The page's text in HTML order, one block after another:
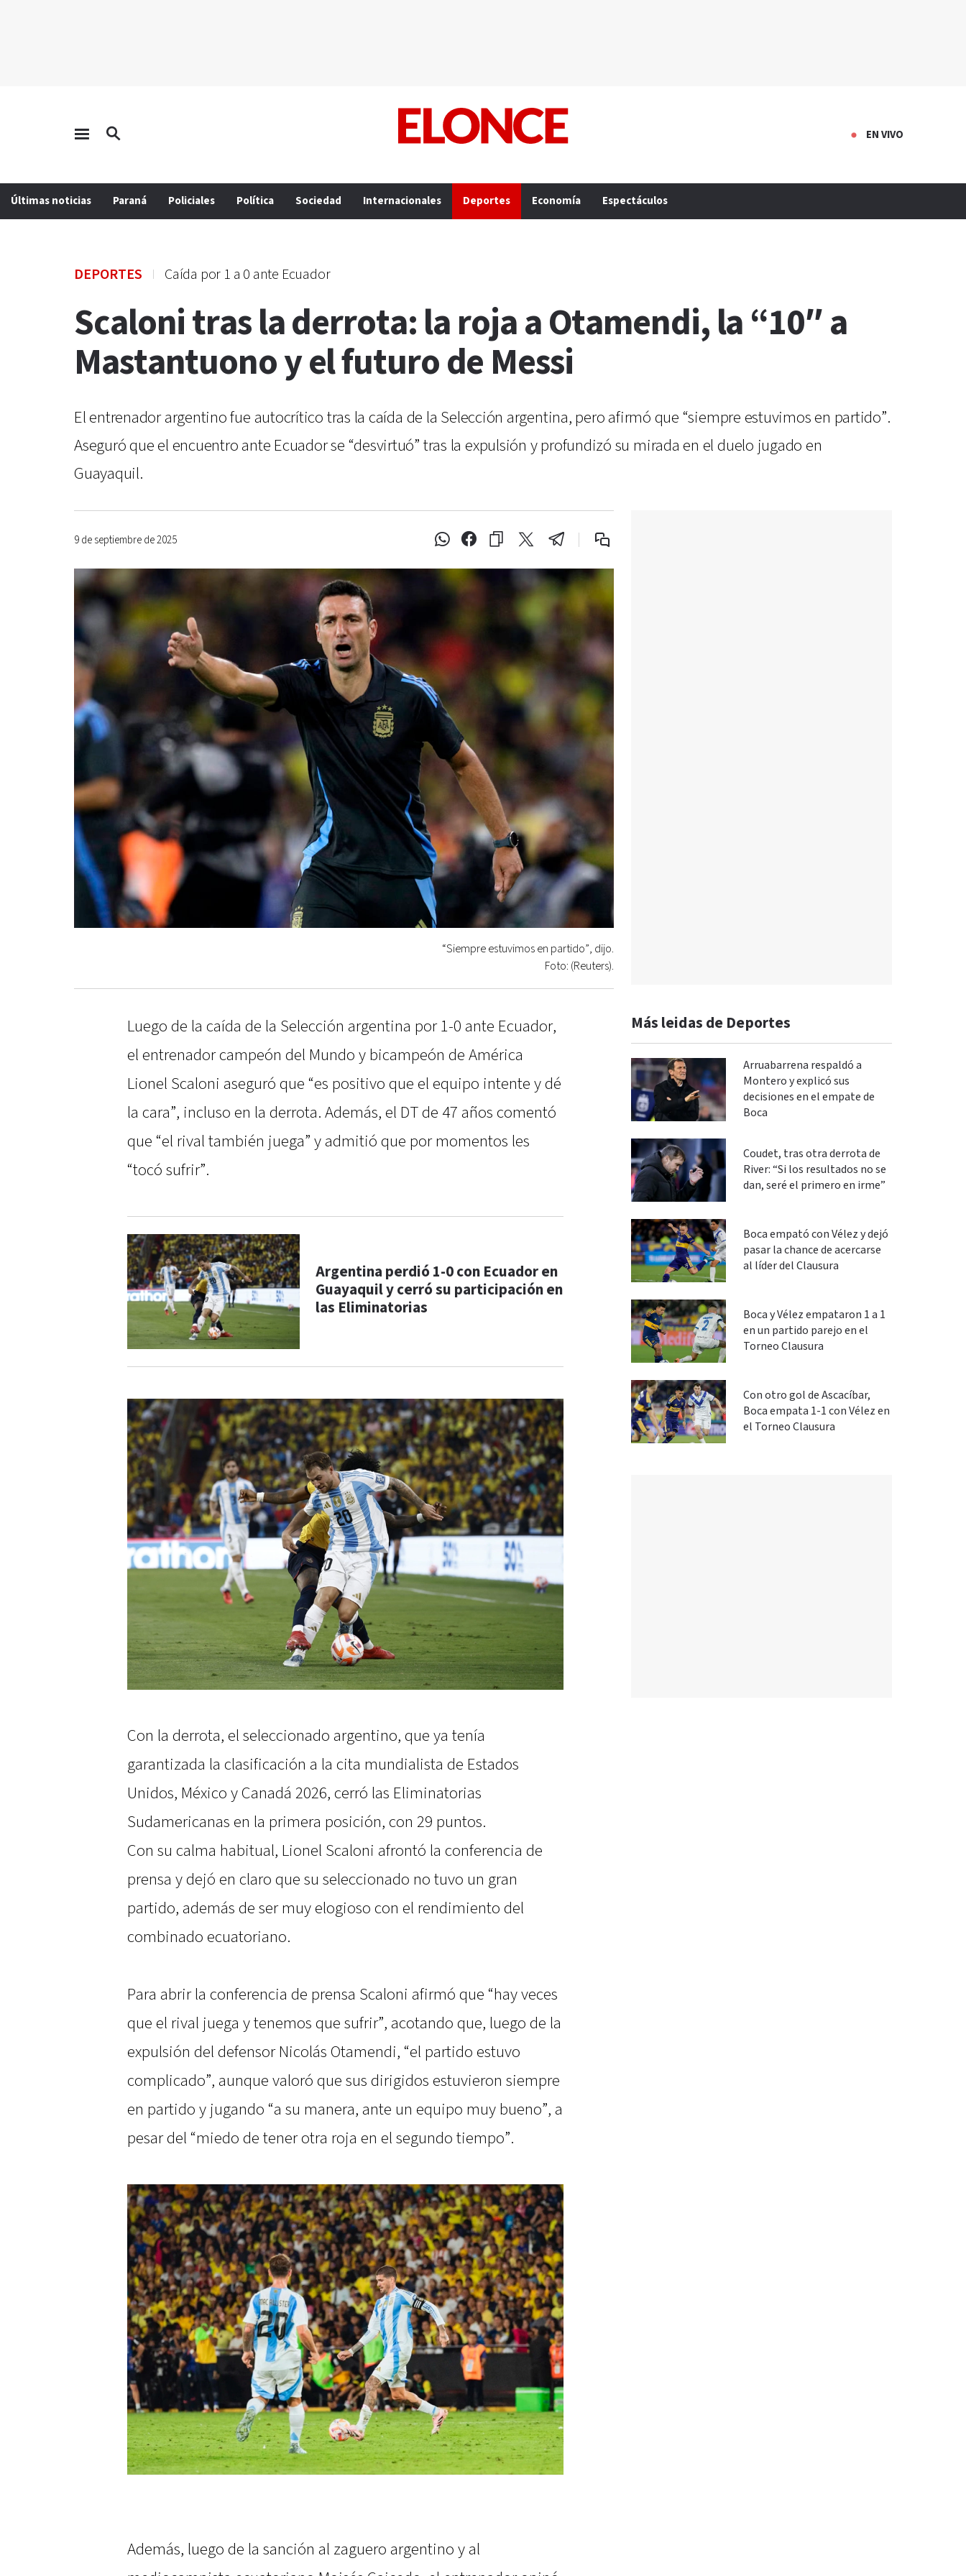
EN VIVO
Últimas noticias Paraná Policiales Política Sociedad Internacionales Deportes Economía Espectáculos
DEPORTES Caída por 1 a 0 ante Ecuador
Scaloni tras la derrota: la roja a Otamendi, la “10″ a
Mastantuono y el futuro de Messi
El entrenador argentino fue autocrítico tras la caída de la Selección argentina, pero afirmó que “siempre estuvimos en partido”.
Aseguró que el encuentro ante Ecuador se “desvirtuó” tras la expulsión y profundizó su mirada en el duelo jugado en
Guayaquil.
9 de septiembre de 2025
“Siempre estuvimos en partido”, dijo.
Foto: (Reuters).
Luego de la caída de la Selección argentina por 1-0 ante Ecuador,
el entrenador campeón del Mundo y bicampeón de América
Lionel Scaloni aseguró que “es positivo que el equipo intente y dé
la cara”, incluso en la derrota. Además, el DT de 47 años comentó
que “el rival también juega” y admitió que por momentos les
“tocó sufrir”.
Argentina perdió 1-0 con Ecuador en
Guayaquil y cerró su participación en
las Eliminatorias
Con la derrota, el seleccionado argentino, que ya tenía
garantizada la clasificación a la cita mundialista de Estados
Unidos, México y Canadá 2026, cerró las Eliminatorias
Sudamericanas en la primera posición, con 29 puntos.
Con su calma habitual, Lionel Scaloni afrontó la conferencia de
prensa y dejó en claro que su seleccionado no tuvo un gran
partido, además de ser muy elogioso con el rendimiento del
combinado ecuatoriano.
Para abrir la conferencia de prensa Scaloni afirmó que “hay veces
que el rival juega y tenemos que sufrir”, acotando que, luego de la
expulsión del defensor Nicolás Otamendi, “el partido estuvo
complicado”, aunque valoró que sus dirigidos estuvieron siempre
en partido y jugando “a su manera, ante un equipo muy bueno”, a
pesar del “miedo de tener otra roja en el segundo tiempo”.
Además, luego de la sanción al zaguero argentino y al
Más leidas de Deportes
Arruabarrena respaldó a
Montero y explicó sus
decisiones en el empate de
Boca
Coudet, tras otra derrota de
River: “Si los resultados no se
dan, seré el primero en irme”
Boca empató con Vélez y dejó
pasar la chance de acercarse
al líder del Clausura
Boca y Vélez empataron 1 a 1
en un partido parejo en el
Torneo Clausura
Con otro gol de Ascacíbar,
Boca empata 1-1 con Vélez en
el Torneo Clausura